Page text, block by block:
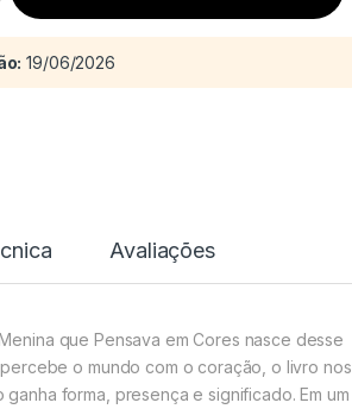
19/06/2026
Avaliações
que Pensava em Cores nasce desse
o mundo com o coração, o livro nos
forma, presença e significado. Em um